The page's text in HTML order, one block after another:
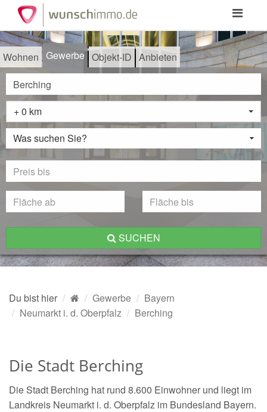
Toggle
Wohnen Gewerbe Objekt-ID Anbieten
+ 0 km
Was suchen Sie?
SUCHEN
Du bist hier Gewerbe
Bayern
Neumarkt i. d. Oberpfalz
Berching
Die Stadt Berching
Die Stadt Berching hat rund 8.600 Einwohner und liegt im
Landkreis Neumarkt i. d. Oberpfalz im Bundesland Bayern.